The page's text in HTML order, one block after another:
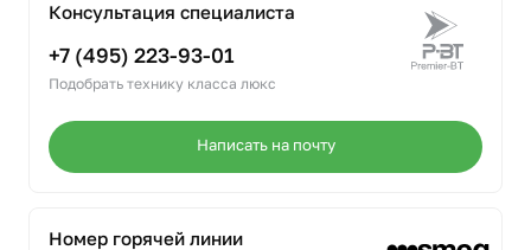
Консультация специалиста
+7 (495) 223-93-01
Подобрать технику класса люкс
Написать на почту
Номер горячей линии